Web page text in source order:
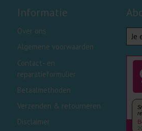
Informatie
Over ons
Algemene voorwaarden
Contact- en
reparatieformulier
Betaalmethoden
Verzenden & retourneren
Disclaimer